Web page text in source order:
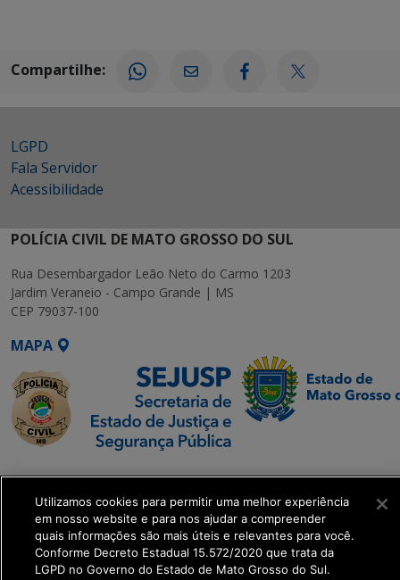
Compartilhe:
LGPD
Fala Servidor
Acessibilidade
POLÍCIA CIVIL DE MATO GROSSO DO SUL
Rua Desembargador Leão Neto do Carmo 1203
Jardim Veraneio - Campo Grande | MS
CEP 79037-100
MAPA
SETDIG | Secretaria-
Executiva de
Transformação Digital
get_footer();
Utilizamos cookies para permitir uma melhor experiência
em nosso website e para nos ajudar a compreender
quais informações são mais úteis e relevantes para você.
Conforme Decreto Estadual 15.572/2020 que trata da
LGPD no Governo do Estado de Mato Grosso do Sul.